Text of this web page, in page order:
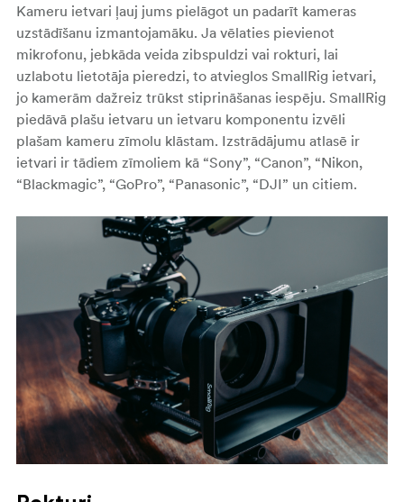
Kameru ietvari ļauj jums pielāgot un padarīt kameras
uzstādīšanu izmantojamāku. Ja vēlaties pievienot
mikrofonu, jebkāda veida zibspuldzi vai rokturi, lai
uzlabotu lietotāja pieredzi, to atvieglos SmallRig ietvari,
jo kamerām dažreiz trūkst stiprināšanas iespēju. SmallRig
piedāvā plašu ietvaru un ietvaru komponentu izvēli
plašam kameru zīmolu klāstam. Izstrādājumu atlasē ir
ietvari ir tādiem zīmoliem kā “Sony”, “Canon”, “Nikon,
“Blackmagic”, “GoPro”, “Panasonic”, “DJI” un citiem.